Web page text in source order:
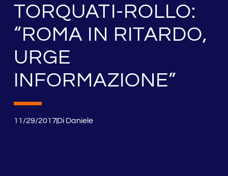
TORQUATI-ROLLO:
“ROMA IN RITARDO,
URGE
INFORMAZIONE”
11/29/2017DiDaniele